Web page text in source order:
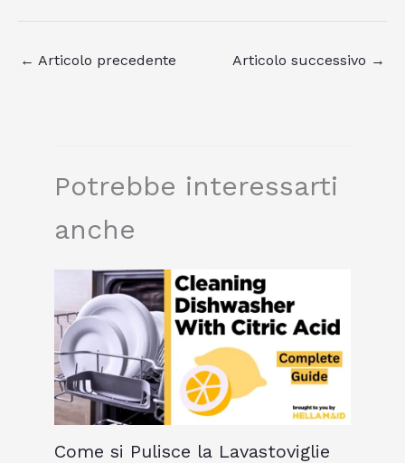
← Articolo precedente Articolo successivo →
Potrebbe interessarti
anche
Come si Pulisce la Lavastoviglie